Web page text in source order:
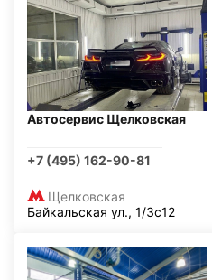
Автосервис Щелковская
+7 (495) 162-90-81
Щелковская
Байкальская ул., 1/3с12